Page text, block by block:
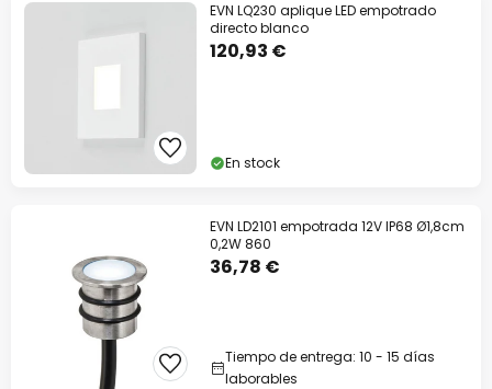
EVN LQ230 aplique LED empotrado
directo blanco
120,93 €
En stock
EVN LD2101 empotrada 12V IP68 Ø1,8cm
0,2W 860
36,78 €
Tiempo de entrega: 10 - 15 días
laborables